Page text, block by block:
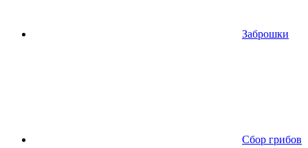
Заброшки
Сбор грибов